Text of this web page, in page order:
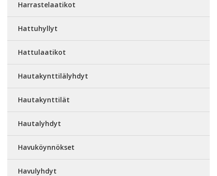
Harrastelaatikot
Hattuhyllyt
Hattulaatikot
Hautakynttilälyhdyt
Hautakynttilät
Hautalyhdyt
Havuköynnökset
Havulyhdyt